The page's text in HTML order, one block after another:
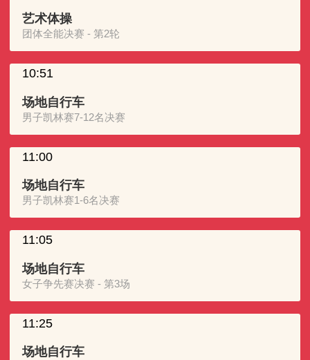
艺术体操
团体全能决赛 - 第2轮
10:51
场地自行车
男子凯林赛7-12名决赛
11:00
场地自行车
男子凯林赛1-6名决赛
11:05
场地自行车
女子争先赛决赛 - 第3场
11:25
场地自行车